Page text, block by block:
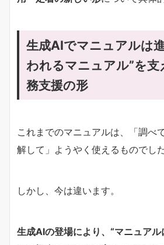
生成AIでマニュアルは
われるマニュアル”を支
務支援の形
これまでのマニュアルは、「調べ
解して」ようやく使えるものでした
しかし、今は違います。
生成AIの登場により、“マニュアル